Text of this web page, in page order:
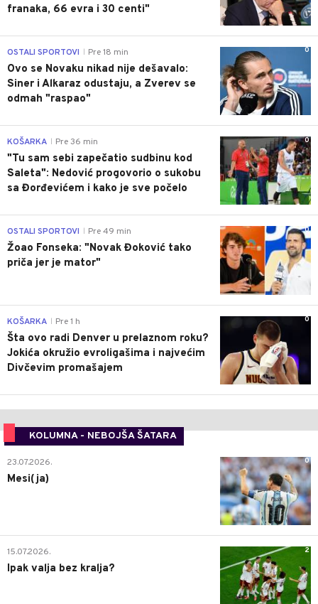
franaka, 66 evra i 30 centi"
0
OSTALI SPORTOVI Pre 18 min
Ovo se Novaku nikad nije dešavalo:
Siner i Alkaraz odustaju, a Zverev se
odmah "raspao"
0
KOŠARKA Pre 36 min
"Tu sam sebi zapečatio sudbinu kod
Saleta": Nedović progovorio o sukobu
sa Đorđevićem i kako je sve počelo
0
OSTALI SPORTOVI Pre 49 min
Žoao Fonseka: "Novak Đoković tako
priča jer je mator"
0
KOŠARKA Pre 1 h
Šta ovo radi Denver u prelaznom roku?
Jokića okružio evroligašima i najvećim
Divčevim promašajem
KOLUMNA - NEBOJŠA ŠATARA
0
23.07.2026.
Mesi(ja)
2
15.07.2026.
Ipak valja bez kralja?